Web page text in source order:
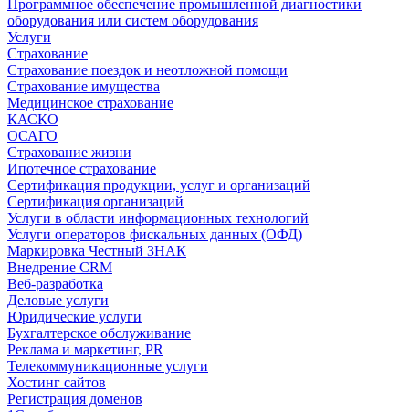
Программное обеспечение промышленной диагностики
оборудования или систем оборудования
Услуги
Страхование
Страхование поездок и неотложной помощи
Страхование имущества
Медицинское страхование
КАСКО
ОСАГО
Страхование жизни
Ипотечное страхование
Сертификация продукции, услуг и организаций
Сертификация организаций
Услуги в области информационных технологий
Услуги операторов фискальных данных (ОФД)
Маркировка Честный ЗНАК
Внедрение CRM
Веб-разработка
Деловые услуги
Юридические услуги
Бухгалтерское обслуживание
Реклама и маркетинг, PR
Телекоммуникационные услуги
Хостинг сайтов
Регистрация доменов